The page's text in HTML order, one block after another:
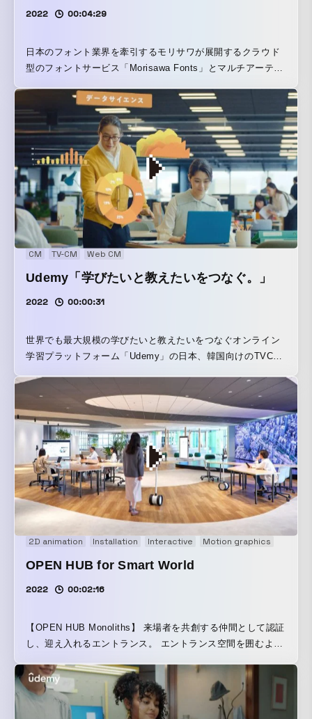
2022 00:04:29
日本のフォント業界を牽引するモリサワが展開するクラウド
型のフォントサービス「Morisawa Fonts」とマルチアーティ
紙』を企画・制作しました。また、MVに合わせて公開された
特設Webサイトの制作も担当しています。
https://okitegami.morisawafonts.com/ 本作品は、
「Morisawa Fonts」で提供されるゴシック体や明朝体をはじ
めとする77種類ものフォントを使用した、「フォントの見本
帳（Font Specimen）」のように多様なフォントで歌詞を彩
るFont Specimen Music Videoです。Vaundyが今コラボレー
ションのために特別に書き下ろした楽曲に登場する「魔法の
言葉」をキーワードに、歌詞が持つ意味や重み、儚さ、強弱
などに合わせて多様なフォントを使い分けることで、より歌
詞の思いが伝わる躍動感あふれたミュージックビデオに仕上
げました。
CM TV-CM Web CM
Udemy「学びたいと教えたいをつなぐ。」
2022 00:00:31
世界でも最大規模の学びたいと教えたいをつなぐオンライン
学習プラットフォーム「Udemy」の日本、韓国向けのTVCM
ャンペーンでは、自身のキャリアを育てたい、なりたい自分
に近づくためなどの理由で学びたいと考えているさまざまな
受講生と、自分の知識やスキルを共有したいと考えている世
界中のあらゆる分野の実業家やプロフェッショナルである講
師をUdemyがつなげることで、受講生が実践的で最先端のス
キルを好きな時に好きな場所で学ぶことができることを描い
ています。
2D animation Installation Interactive Motion graphics
OPEN HUB for Smart World
2022 00:02:16
【OPEN HUB Monoliths】 来場者を共創する仲間として認証
し、迎え入れるエントランス。 エントランス空間を囲むよう
と連携し、ゲストのイニシャルや職業などから生成されたパ
ーソナルなグラフィック(OPEN HUB Personal Logo)が没入
感のある演出で投影され OPEN HUBメンバーの一員として